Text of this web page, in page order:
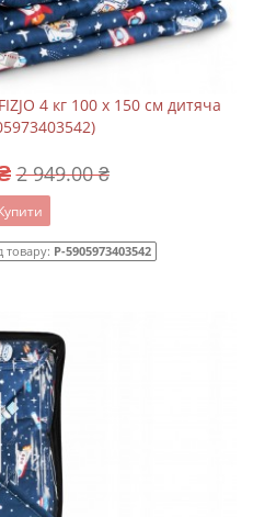
4 кг 100 x 150 см дитяча
2 949.00 ₴
товару: P-5905973403542